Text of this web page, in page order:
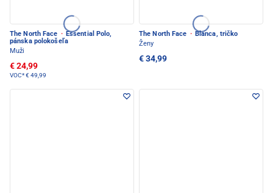
The North Face · Essential Polo,
pánska polokošeľa
Muži
€ 24,99
VOC*€ 49,99
The North Face · Blanca, tričko
Ženy
€ 34,99